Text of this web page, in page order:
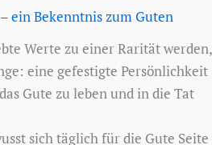
ein Bekenntnis zum Guten
Werte zu einer Rarität werden,
eine gefestigte Persönlichkeit
Gute zu leben und in die Tat
sich täglich für die Gute Seite